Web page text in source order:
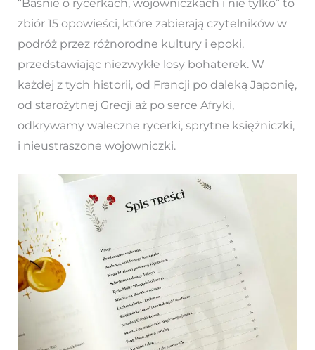
“Baśnie o rycerkach, wojowniczkach i nie tylko” to
zbiór 15 opowieści, które zabierają czytelników w
podróż przez różnorodne kultury i epoki,
przedstawiając niezwykłe losy bohaterek. W
każdej z tych historii, od Francji po daleką Japonię,
od starożytnej Grecji aż po serce Afryki,
odkrywamy waleczne rycerki, sprytne księżniczki,
i nieustraszone wojowniczki.